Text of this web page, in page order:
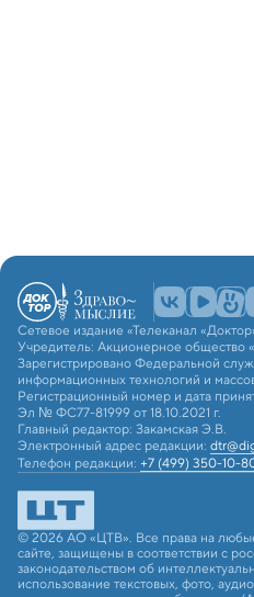
Сетевое издание «Телеканал
Учредитель: Акционерное общество
Зарегистрировано Федеральной
информационных технологий и
Регистрационный номер и дата
Эл № ФС77-81999 от 18.10.2021 г.
Главный редактор: Закамская Э.В.
Электронный адрес редакции:
Телефон редакции: +7 (499) 350-10-
© 2026 АО «ЦТВ». Все права на
сайте, защищены в соответствии с
законодательством об
использование текстовых, фото,